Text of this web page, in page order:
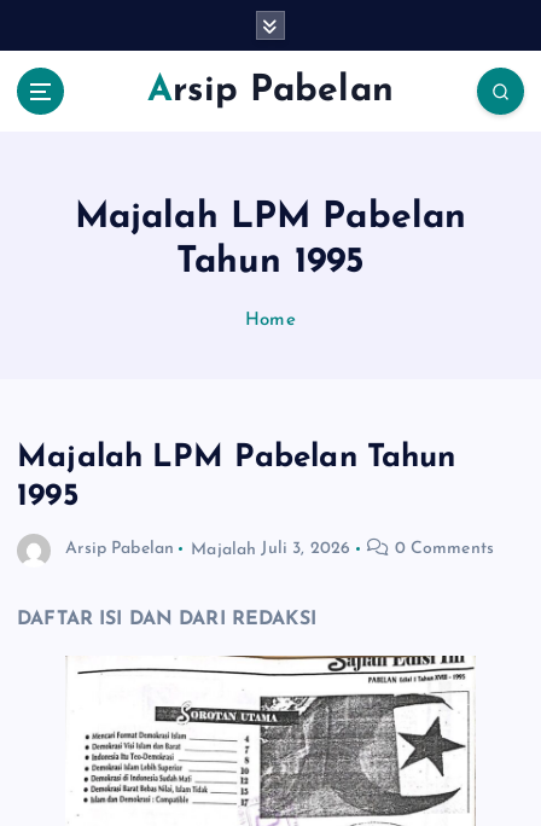
Arsip Pabelan
Majalah LPM Pabelan
Tahun 1995
Home
Majalah LPM Pabelan Tahun
1995
Arsip Pabelan Majalah Juli 3, 2026 0 Comments
DAFTAR ISI DAN DARI REDAKSI